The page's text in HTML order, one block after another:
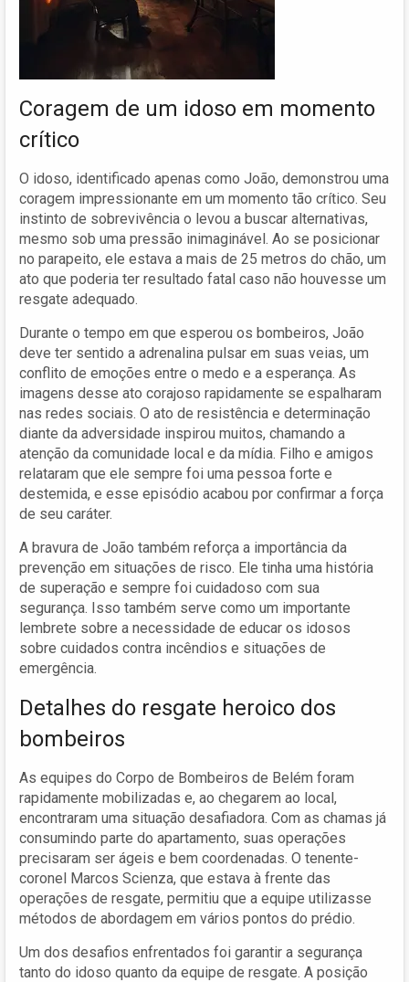
Coragem de um idoso em momento
crítico
O idoso, identificado apenas como João, demonstrou uma
coragem impressionante em um momento tão crítico. Seu
instinto de sobrevivência o levou a buscar alternativas,
mesmo sob uma pressão inimaginável. Ao se posicionar
no parapeito, ele estava a mais de 25 metros do chão, um
ato que poderia ter resultado fatal caso não houvesse um
resgate adequado.
Durante o tempo em que esperou os bombeiros, João
deve ter sentido a adrenalina pulsar em suas veias, um
conflito de emoções entre o medo e a esperança. As
imagens desse ato corajoso rapidamente se espalharam
nas redes sociais. O ato de resistência e determinação
diante da adversidade inspirou muitos, chamando a
atenção da comunidade local e da mídia. Filho e amigos
relataram que ele sempre foi uma pessoa forte e
destemida, e esse episódio acabou por confirmar a força
de seu caráter.
A bravura de João também reforça a importância da
prevenção em situações de risco. Ele tinha uma história
de superação e sempre foi cuidadoso com sua
segurança. Isso também serve como um importante
lembrete sobre a necessidade de educar os idosos
sobre cuidados contra incêndios e situações de
emergência.
Detalhes do resgate heroico dos
bombeiros
As equipes do Corpo de Bombeiros de Belém foram
rapidamente mobilizadas e, ao chegarem ao local,
encontraram uma situação desafiadora. Com as chamas já
consumindo parte do apartamento, suas operações
precisaram ser ágeis e bem coordenadas. O tenente-
coronel Marcos Scienza, que estava à frente das
operações de resgate, permitiu que a equipe utilizasse
métodos de abordagem em vários pontos do prédio.
Um dos desafios enfrentados foi garantir a segurança
tanto do idoso quanto da equipe de resgate. A posição